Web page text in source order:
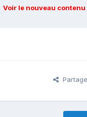
Voir le nouveau